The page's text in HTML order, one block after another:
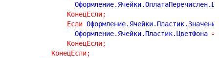
КонецЕсли;
Если
Оформление.Ячейки.Пластик.ЦветФона =
КонецЕсли;
КонецЕсли;